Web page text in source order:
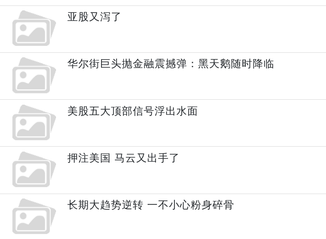
亚股又泻了
华尔街巨头抛金融震撼弹：黑天鹅随时降临
美股五大顶部信号浮出水面
押注美国 马云又出手了
长期大趋势逆转 一不小心粉身碎骨